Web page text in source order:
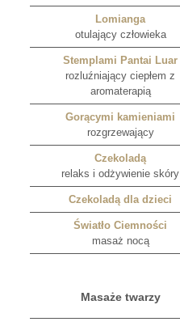
Lomianga
otulający człowieka
Stemplami Pantai Luar
rozluźniający ciepłem z
aromaterapią
Gorącymi kamieniami
rozgrzewający
Czekoladą
relaks i odżywienie skóry
Czekoladą dla dzieci
Światło Ciemności
masaż nocą
Masaże twarzy